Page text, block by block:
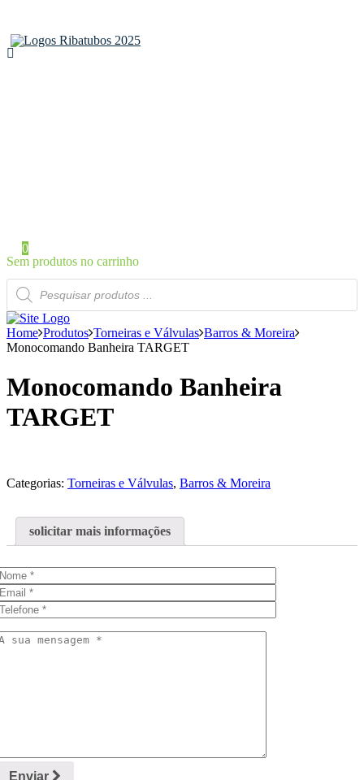
0
Sem produtos no carrinho
Products
search
Home Produtos Torneiras e Válvulas Barros & Moreira
Monocomando Banheira TARGET
Monocomando Banheira
TARGET
Categorias: Torneiras e Válvulas, Barros & Moreira
solicitar mais informações
Enviar